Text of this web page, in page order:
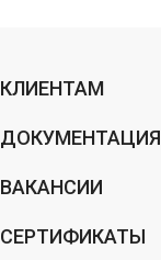
КЛИЕНТАМ
ДОКУМЕНТАЦИЯ
ВАКАНСИИ
СЕРТИФИКАТЫ